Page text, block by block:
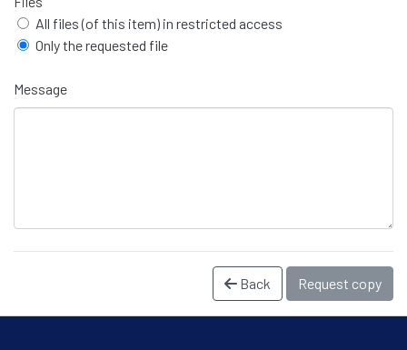
All files (of this item) in restricted access
Only the requested file
Message
Back Request copy